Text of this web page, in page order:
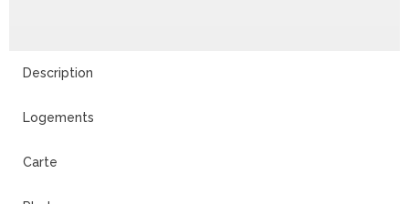
Description
Logements
Carte